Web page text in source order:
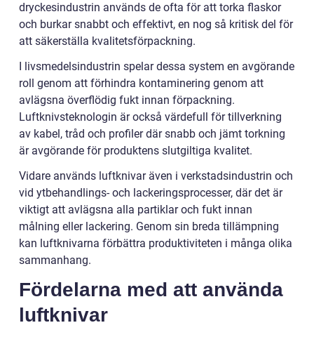
dryckesindustrin används de ofta för att torka flaskor
och burkar snabbt och effektivt, en nog så kritisk del för
att säkerställa kvalitetsförpackning.
I livsmedelsindustrin spelar dessa system en avgörande
roll genom att förhindra kontaminering genom att
avlägsna överflödig fukt innan förpackning.
Luftknivsteknologin är också värdefull för tillverkning
av kabel, tråd och profiler där snabb och jämt torkning
är avgörande för produktens slutgiltiga kvalitet.
Vidare används luftknivar även i verkstadsindustrin och
vid ytbehandlings- och lackeringsprocesser, där det är
viktigt att avlägsna alla partiklar och fukt innan
målning eller lackering. Genom sin breda tillämpning
kan luftknivarna förbättra produktiviteten i många olika
sammanhang.
Fördelarna med att använda
luftknivar